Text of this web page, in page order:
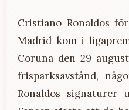
Cristiano Ronaldos
Madrid kom i
Coruña den 29
frisparksavstånd,
Ronaldos